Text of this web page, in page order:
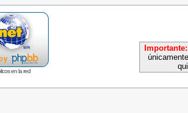
en la red
Importante: